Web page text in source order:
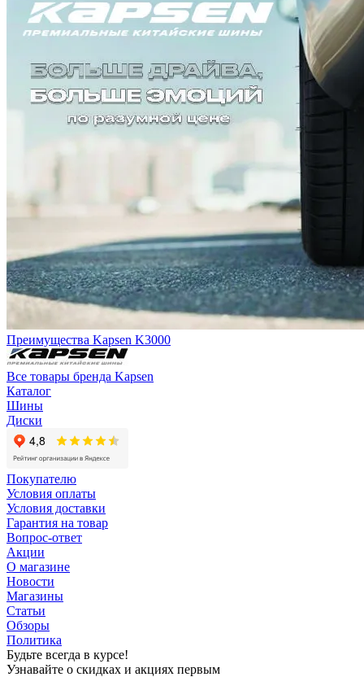
Преимущества Kapsen K3000
Все товары бренда Kapsen
Каталог
Шины
Диски
Покупателю
Условия оплаты
Условия доставки
Гарантия на товар
Вопрос-ответ
Акции
О магазине
Новости
Магазины
Статьи
Обзоры
Политика
Будьте всегда в курсе!
Узнавайте о скидках и акциях первым